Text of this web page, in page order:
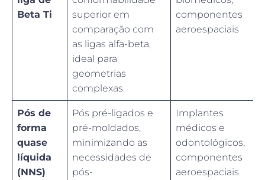
Beta Ti
superior em
comparação com
as ligas alfa-beta,
ideal para
geometrias
complexas.
componentes
aeroespaciais
Pós de
forma
quase
líquida
(NNS)
Pós pré-ligados e
pré-moldados,
minimizando as
necessidades de
pós-
Implantes
médicos e
odontológicos,
componentes
aeroespaciais